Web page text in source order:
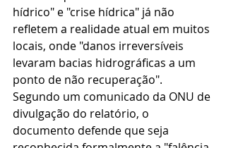
hídrico" e "crise hídrica" já não
refletem a realidade atual em muitos
locais, onde "danos irreversíveis
levaram bacias hidrográficas a um
ponto de não recuperação".
Segundo um comunicado da ONU de
divulgação do relatório, o
documento defende que seja